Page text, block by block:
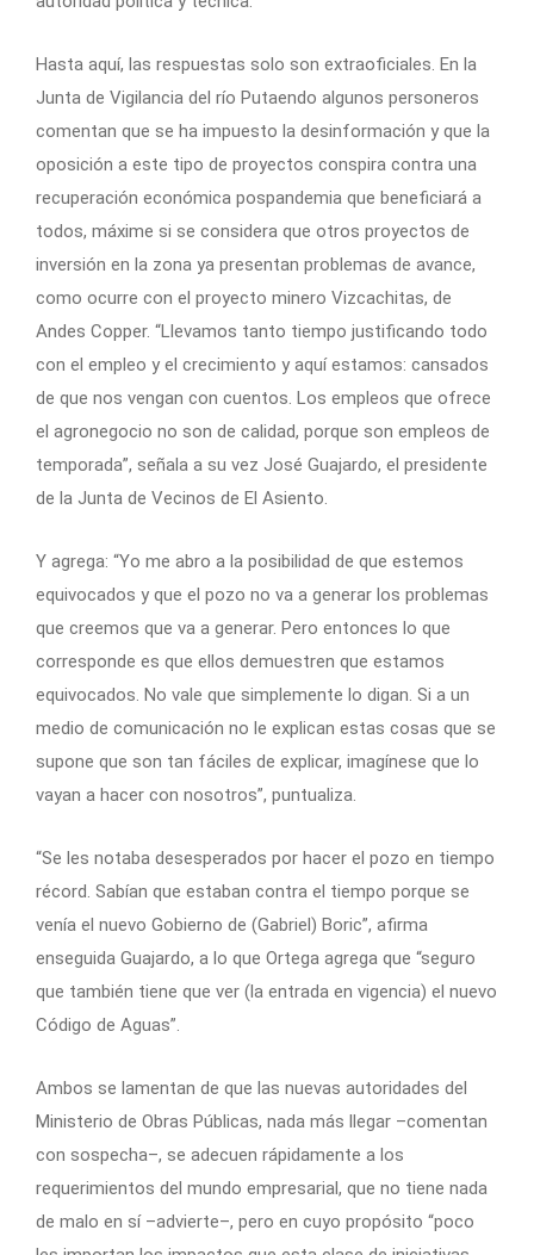
Hasta aquí, las respuestas solo son extraoficiales. En la
Junta de Vigilancia del río Putaendo algunos personeros
comentan que se ha impuesto la desinformación y que la
oposición a este tipo de proyectos conspira contra una
recuperación económica pospandemia que beneficiará a
todos, máxime si se considera que otros proyectos de
inversión en la zona ya presentan problemas de avance,
como ocurre con el proyecto minero Vizcachitas, de
Andes Copper. “Llevamos tanto tiempo justificando todo
con el empleo y el crecimiento y aquí estamos: cansados
de que nos vengan con cuentos. Los empleos que ofrece
el agronegocio no son de calidad, porque son empleos de
temporada”, señala a su vez José Guajardo, el presidente
de la Junta de Vecinos de El Asiento.
Y agrega: “Yo me abro a la posibilidad de que estemos
equivocados y que el pozo no va a generar los problemas
que creemos que va a generar. Pero entonces lo que
corresponde es que ellos demuestren que estamos
equivocados. No vale que simplemente lo digan. Si a un
medio de comunicación no le explican estas cosas que se
supone que son tan fáciles de explicar, imagínese que lo
vayan a hacer con nosotros”, puntualiza.
“Se les notaba desesperados por hacer el pozo en tiempo
récord. Sabían que estaban contra el tiempo porque se
venía el nuevo Gobierno de (Gabriel) Boric”, afirma
enseguida Guajardo, a lo que Ortega agrega que “seguro
que también tiene que ver (la entrada en vigencia) el nuevo
Código de Aguas”.
Ambos se lamentan de que las nuevas autoridades del
Ministerio de Obras Públicas, nada más llegar –comentan
con sospecha–, se adecuen rápidamente a los
requerimientos del mundo empresarial, que no tiene nada
de malo en sí –advierte–, pero en cuyo propósito “poco